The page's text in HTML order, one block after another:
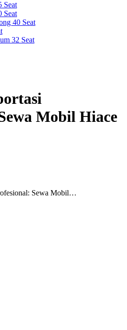
Seat
Seat
40 Seat
32 Seat
Mobil Hiace
Sewa Mobil…